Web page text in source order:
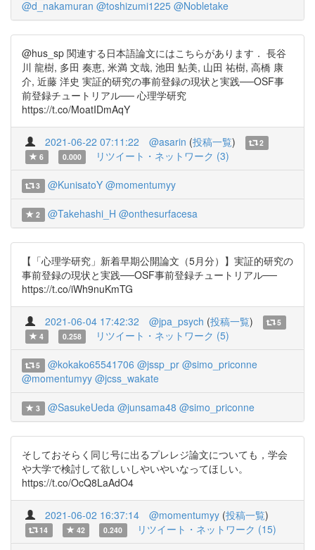
@d_nakamuran @toshizumi1225 @Nobletake
@hus_sp 関連する日本語論文にはこちらがあります． 長谷
川 龍樹, 多田 奏恵, 米満 文哉, 池田 鮎美, 山田 祐樹, 高橋 康
介, 近藤 洋史 実証的研究の事前登録の現状と実践──OSF事
前登録チュートリアル── 心理学研究
https://t.co/MoatIDmAqY
2021-06-22 07:11:22 @asarin (投稿一覧)
2
6
0.000 リツイート・ネットワーク (3)
3 @KunisatoY @momentumyy
2 @Takehashi_H @onthesurfacesa
【「心理学研究」新着早期公開論文（5月分）】実証的研究の
事前登録の現状と実践──OSF事前登録チュートリアル──
https://t.co/iWh9nuKmTG
2021-06-04 17:42:32 @jpa_psych (投稿一覧)
5
4
0.258 リツイート・ネットワーク (5)
5 @kokako65541706 @jssp_pr @simo_priconne
@momentumyy @jcss_wakate
3 @SasukeUeda @junsama48 @simo_priconne
そしておそらく同じ号に出るプレレジ論文についても，学会
や大学で検討して欲しいしやいやいなってほしい。
https://t.co/OcQ8LaAdO4
2021-06-02 16:37:14 @momentumyy (投稿一覧)
14 42 0.240 リツイート・ネットワーク (15)